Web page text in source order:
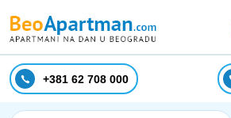
+381 62 708 000